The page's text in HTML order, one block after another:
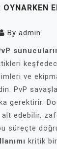
By admin
ve
PvP
gerektirir.
alt edebilir,
süreçte
kritik